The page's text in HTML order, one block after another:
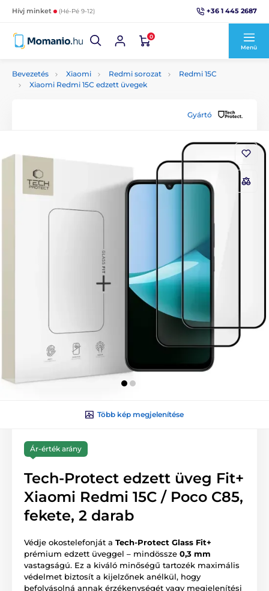
Hívj minket (Hé-Pé 9-12) +36 1 445 2687
0
Menü
Bevezetés Xiaomi Redmi sorozat
Redmi 15C
Xiaomi Redmi 15C edzett üvegek
Gyártó
Több kép megjelenítése
Ár-érték arány
Tech-Protect edzett üveg Fit+
Xiaomi Redmi 15C / Poco C85,
fekete, 2 darab
Védje okostelefonját a Tech-Protect Glass Fit+
prémium edzett üveggel – mindössze 0,3 mm
vastagságú. Ez a kiváló minőségű tartozék maximális
védelmet biztosít a kijelzőnek anélkül, hogy
befolyásolná annak érzékenységét vagy megjelenítési